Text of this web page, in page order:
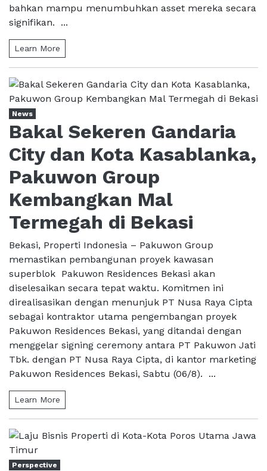
bahkan mampu menumbuhkan asset mereka secara
signifikan. ...
Learn More
News
Bakal Sekeren Gandaria
City dan Kota Kasablanka,
Pakuwon Group
Kembangkan Mal
Termegah di Bekasi
Bekasi, Properti Indonesia – Pakuwon Group
memastikan pembangunan proyek kawasan
superblok Pakuwon Residences Bekasi akan
diselesaikan secara tepat waktu. Komitmen ini
direalisasikan dengan menunjuk PT Nusa Raya Cipta
sebagai kontraktor utama pengembangan proyek
Pakuwon Residences Bekasi, yang ditandai dengan
menggelar signing ceremony antara PT Pakuwon Jati
Tbk. dengan PT Nusa Raya Cipta, di kantor marketing
Pakuwon Residences Bekasi, Sabtu (06/8). ...
Learn More
Perspective